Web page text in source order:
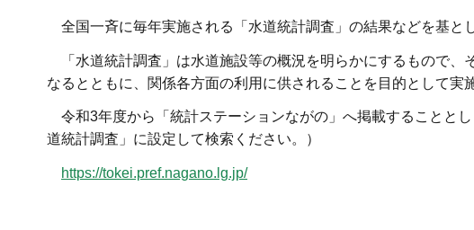
全国一斉に毎年実施される「水道統計調査」の結果などを基と
「水道統計調査」は水道施設等の概況を明らかにするもので
なるとともに、関係各方面の利用に供されることを目的として実
令和3年度から「統計ステーションながの」へ掲載することと
道統計調査」に設定して検索ください。）
https://tokei.pref.nagano.lg.jp/